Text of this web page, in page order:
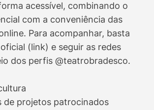
acessível, combinando o
com a conveniência das
Para acompanhar, basta
(link) e seguir as redes
dos perfis @teatrobradesco.
de projetos patrocinados